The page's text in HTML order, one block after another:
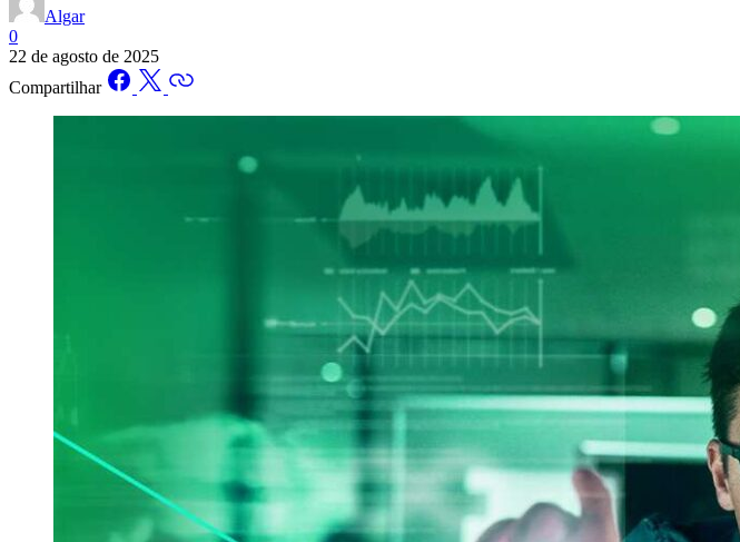
Algar
0
22 de agosto de 2025
Compartilhar